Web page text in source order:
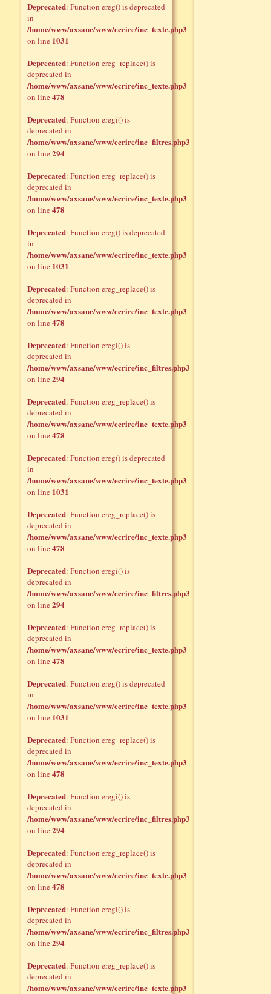
Deprecated: Function ereg() is deprecated
in
/home/www/axsane/www/ecrire/inc_texte.php3
on line 1031
Deprecated: Function ereg_replace() is
deprecated in
/home/www/axsane/www/ecrire/inc_texte.php3
on line478
Deprecated: Function eregi() is
deprecated in
/home/www/axsane/www/ecrire/inc_filtres.php3
on line294
Deprecated: Function ereg_replace() is
deprecated in
/home/www/axsane/www/ecrire/inc_texte.php3
on line478
Deprecated: Function ereg() is deprecated
in
/home/www/axsane/www/ecrire/inc_texte.php3
on line 1031
Deprecated: Function ereg_replace() is
deprecated in
/home/www/axsane/www/ecrire/inc_texte.php3
on line478
Deprecated: Function eregi() is
deprecated in
/home/www/axsane/www/ecrire/inc_filtres.php3
on line294
Deprecated: Function ereg_replace() is
deprecated in
/home/www/axsane/www/ecrire/inc_texte.php3
on line478
Deprecated: Function ereg() is deprecated
in
/home/www/axsane/www/ecrire/inc_texte.php3
on line 1031
Deprecated: Function ereg_replace() is
deprecated in
/home/www/axsane/www/ecrire/inc_texte.php3
on line478
Deprecated: Function eregi() is
deprecated in
/home/www/axsane/www/ecrire/inc_filtres.php3
on line294
Deprecated: Function ereg_replace() is
deprecated in
/home/www/axsane/www/ecrire/inc_texte.php3
on line478
Deprecated: Function ereg() is deprecated
in
/home/www/axsane/www/ecrire/inc_texte.php3
on line 1031
Deprecated: Function ereg_replace() is
deprecated in
/home/www/axsane/www/ecrire/inc_texte.php3
on line478
Deprecated: Function eregi() is
deprecated in
/home/www/axsane/www/ecrire/inc_filtres.php3
on line294
Deprecated: Function ereg_replace() is
deprecated in
/home/www/axsane/www/ecrire/inc_texte.php3
on line478
Deprecated: Function eregi() is
deprecated in
/home/www/axsane/www/ecrire/inc_filtres.php3
on line294
Deprecated: Function ereg_replace() is
deprecated in
/home/www/axsane/www/ecrire/inc_texte.php3